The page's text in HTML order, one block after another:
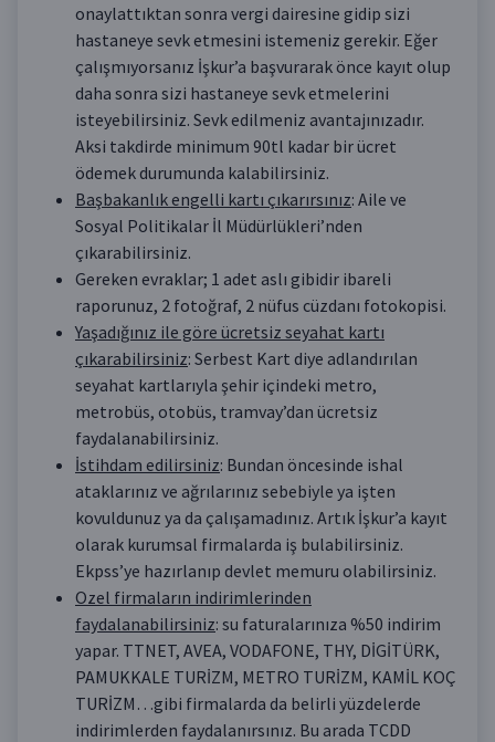
onaylattıktan sonra vergi dairesine gidip sizi
hastaneye sevk etmesini istemeniz gerekir. Eğer
çalışmıyorsanız İşkur’a başvurarak önce kayıt olup
daha sonra sizi hastaneye sevk etmelerini
isteyebilirsiniz. Sevk edilmeniz avantajınızadır.
Aksi takdirde minimum 90tl kadar bir ücret
ödemek durumunda kalabilirsiniz.
Başbakanlık engelli kartı çıkarırsınız: Aile ve
Sosyal Politikalar İl Müdürlükleri’nden
çıkarabilirsiniz.
Gereken evraklar; 1 adet aslı gibidir ibareli
raporunuz, 2 fotoğraf, 2 nüfus cüzdanı fotokopisi.
Yaşadığınız ile göre ücretsiz seyahat kartı
çıkarabilirsiniz: Serbest Kart diye adlandırılan
seyahat kartlarıyla şehir içindeki metro,
metrobüs, otobüs, tramvay’dan ücretsiz
faydalanabilirsiniz.
İstihdam edilirsiniz: Bundan öncesinde ishal
ataklarınız ve ağrılarınız sebebiyle ya işten
kovuldunuz ya da çalışamadınız. Artık İşkur’a kayıt
olarak kurumsal firmalarda iş bulabilirsiniz.
Ekpss’ye hazırlanıp devlet memuru olabilirsiniz.
Ozel firmaların indirimlerinden
faydalanabilirsiniz: su faturalarınıza %50 indirim
yapar. TTNET, AVEA, VODAFONE, THY, DİGİTÜRK,
PAMUKKALE TURİZM, METRO TURİZM, KAMİL KOÇ
TURİZM…gibi firmalarda da belirli yüzdelerde
indirimlerden faydalanırsınız. Bu arada TCDD